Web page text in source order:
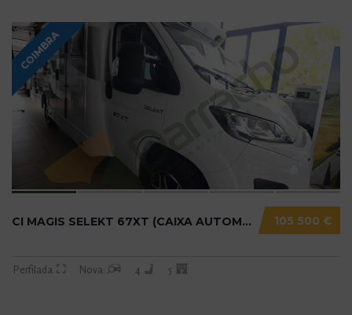
COIMBRA
105 500 €
CI MAGIS SELEKT 67XT (CAIXA AUTOMÁTICA) N20....
Perfilada Nova 4 5